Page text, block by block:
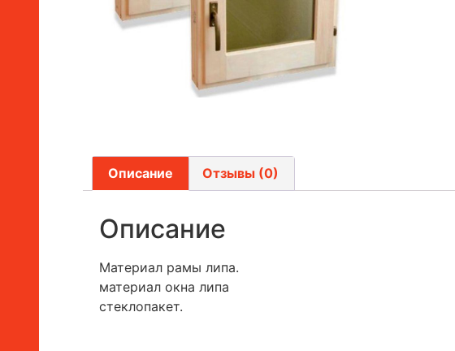
Описание Отзывы (0)
Описание
Материал рамы липа.
материал окна липа
стеклопакет.